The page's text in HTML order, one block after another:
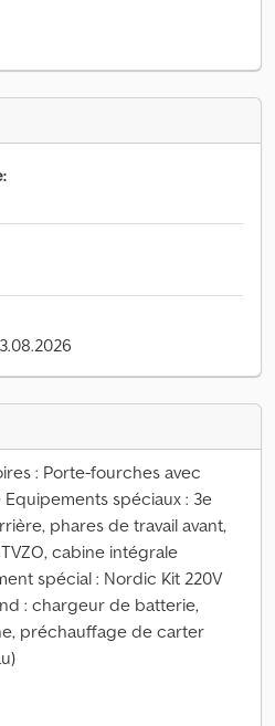
: Porte-fourches avec
spéciaux : 3e
phares de travail avant,
cabine intégrale
spécial : Nordic Kit 220V
: chargeur de batterie,
préchauffage de carter